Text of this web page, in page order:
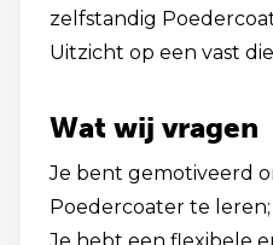
zelfstandig
Uitzicht op een vast
Wat wij vragen
Je bent gemotiveerd
Poedercoater te leren;